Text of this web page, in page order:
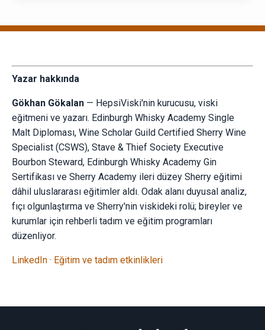
Yazar hakkında
Gökhan Gökalan — HepsiViski'nin kurucusu, viski
eğitmeni ve yazarı. Edinburgh Whisky Academy Single
Malt Diploması, Wine Scholar Guild Certified Sherry Wine
Specialist (CSWS), Stave & Thief Society Executive
Bourbon Steward, Edinburgh Whisky Academy Gin
Sertifikası ve Sherry Academy ileri düzey Sherry eğitimi
dâhil uluslararası eğitimler aldı. Odak alanı duyusal analiz,
fıçı olgunlaştırma ve Sherry'nin viskideki rolü; bireyler ve
kurumlar için rehberli tadım ve eğitim programları
düzenliyor.
LinkedIn · Eğitim ve tadım etkinlikleri